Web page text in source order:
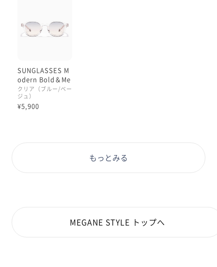
SUNGLASSES M
odern Bold＆Me
tal
クリア（ブルー/ベー
ジュ）
¥5,900
もっとみる
MEGANE STYLE トップへ